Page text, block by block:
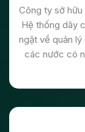
Công ty sở hữu
Hệ thống dây
ngặt về quản
các nước có